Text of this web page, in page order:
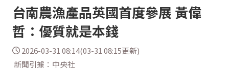
台南農漁產品英國首度參展 黃偉
哲：優質就是本錢
2026-03-31 08:14(03-31 08:15更新)
新聞引據：中央社